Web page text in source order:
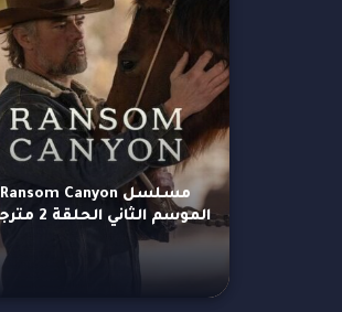
مسلسل Ransom Canyon
الموسم الثاني الحلقة 2 مترجمة